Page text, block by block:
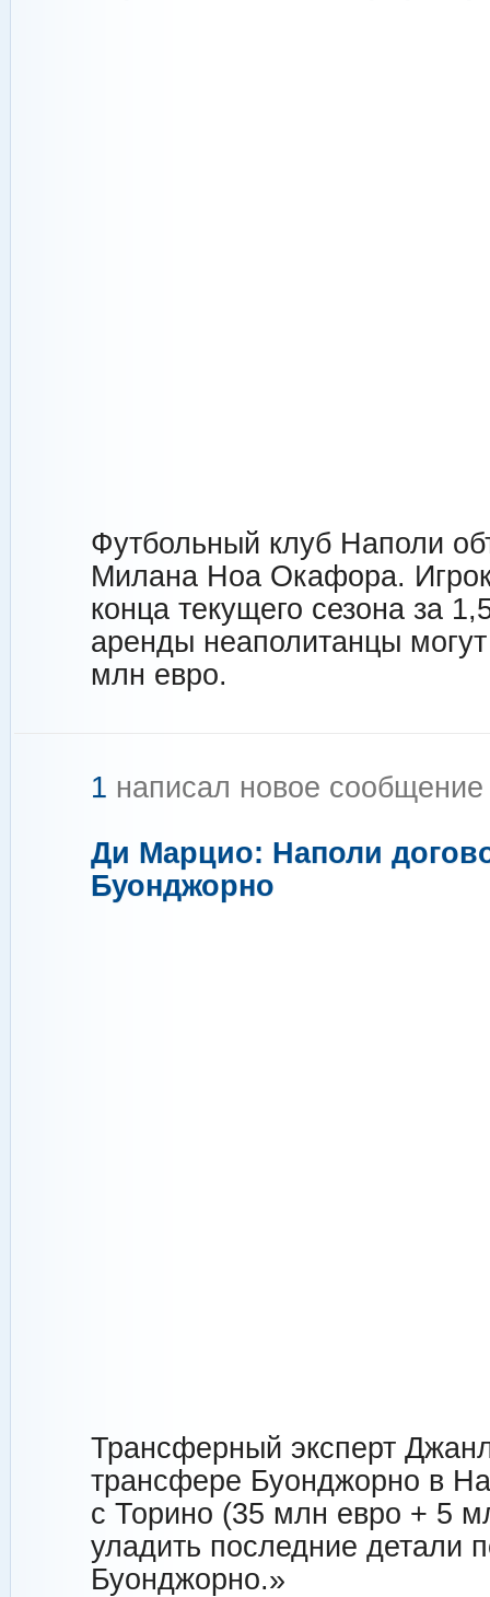
Футбольный клуб Наполи
Милана Ноа Окафора.
конца текущего сезона за
аренды неаполитанцы
млн евро.
1 написал новое
Ди Марцио: Наполи
Буонджорно
Трансферный эксперт
трансфере Буонджорно в
с Торино (35 млн евро + 5
уладить последние детали
Буонджорно.»